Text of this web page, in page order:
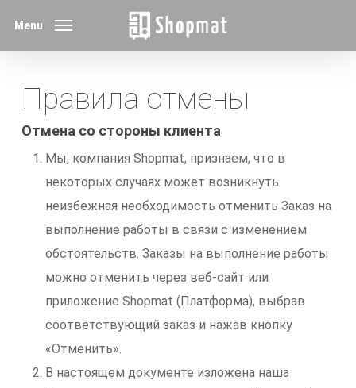
Menu
Правила отмены
Отмена со стороны клиента
Мы, компания Shopmat, признаем, что в
некоторых случаях может возникнуть
неизбежная необходимость отменить Заказ на
выполнение работы в связи с изменением
обстоятельств. Заказы на выполнение работы
можно отменить через веб-сайт или
приложение Shopmat (Платформа), выбрав
соответствующий заказ и нажав кнопку
«Отменить».
В настоящем документе изложена наша